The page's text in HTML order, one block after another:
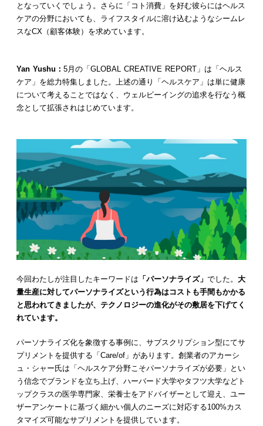
となっていくでしょう。さらに「コト消費」を好む彼らにはヘルス
ケアの分野においても、ライフスタイルに溶け込むようなシームレ
スなCX（顧客体験）を求めています。
Yan Yushu： 5月の「GLOBAL CREATIVE REPORT」は「ヘルス
ケア」を総力特集しました。上述の通り「ヘルスケア」は単に健康
について考えることではなく、ウェルビーイングの追求を行なう概
念として拡張されはじめています。
今回わたしが注目したキーワードは 「パーソナライズ」 でした。 大
量生産に対してパーソナライズという行為はコストも手間もかかる
と思われてきましたが、テクノロジーの進化がその敷居を下げてく
れています。
パーソナライズ化を象徴する事例に、サブスクリプション型にてサ
プリメントを提供する「Care/of」があります。創業者のアカーシ
ュ・シャー氏は「ヘルスケア分野こそパーソナライズが必要」とい
う信念でブランドを立ち上げ、ハーバード大学やタフツ大学などト
ップクラスの医学専門家、栄養士をアドバイザーとして迎え、ユー
ザーアンケートに基づく細かい個人のニーズに対応する100%カス
タマイズ可能なサプリメントを提供しています。